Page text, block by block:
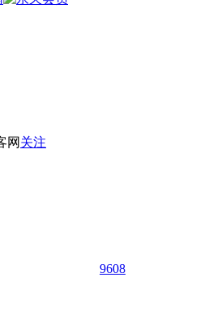
关注
9608